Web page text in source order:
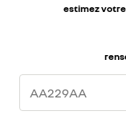
estimez